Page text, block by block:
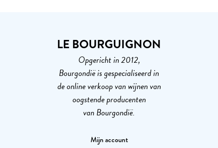
LE BOURGUIGNON
Opgericht in 2012,
Bourgondië is gespecialiseerd in
de online verkoop van wijnen van
oogstende producenten
van Bourgondië.
Mijn account